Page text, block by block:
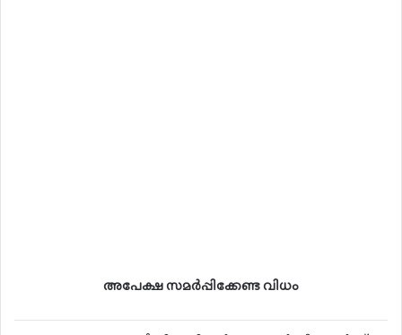
അപേക്ഷ സമർപ്പിക്കേണ്ട വിധം